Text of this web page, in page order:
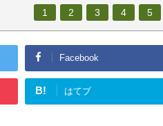
1 2 3 4 5
Facebook
B! はてブ